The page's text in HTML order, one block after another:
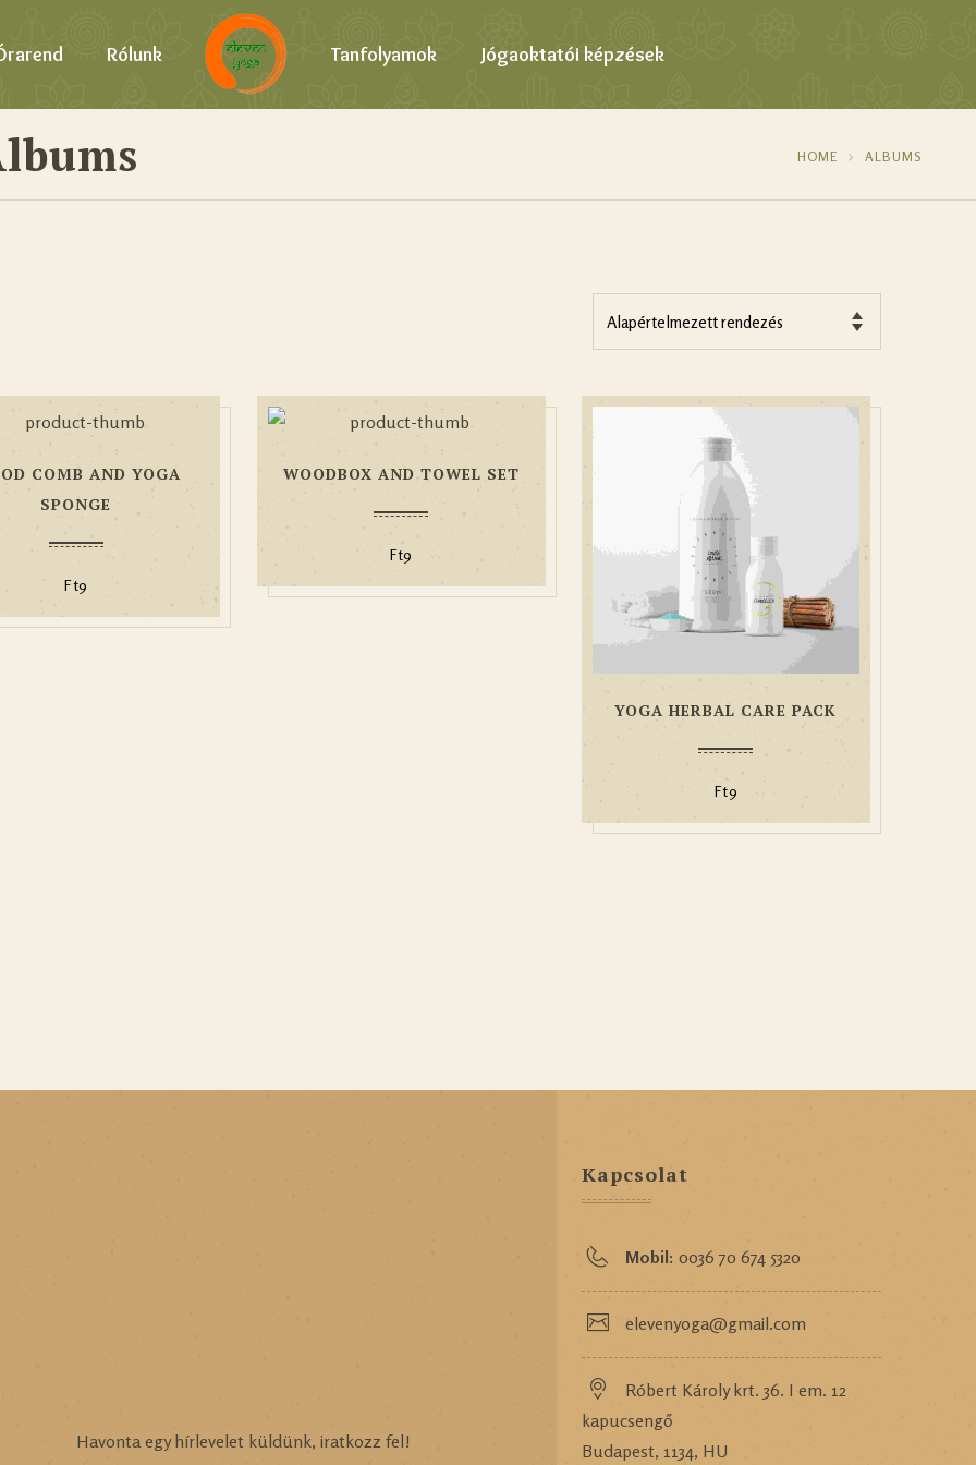
Rólunk Tanfolyamok Jógaoktatói képzések
HOME ALBUMS
COMB AND YOGA
SPONGE
Ft9
WOODBOX AND TOWEL SET
Ft9
YOGA HERBAL CARE PACK
Ft9
Havonta egy hírlevelet küldünk, iratkozz fel!
Kapcsolat
Mobil: 0036 70 674 5320
elevenyoga@gmail.com
Róbert Károly krt. 36. I em. 12
kapucsengő
Budapest, 1134, HU